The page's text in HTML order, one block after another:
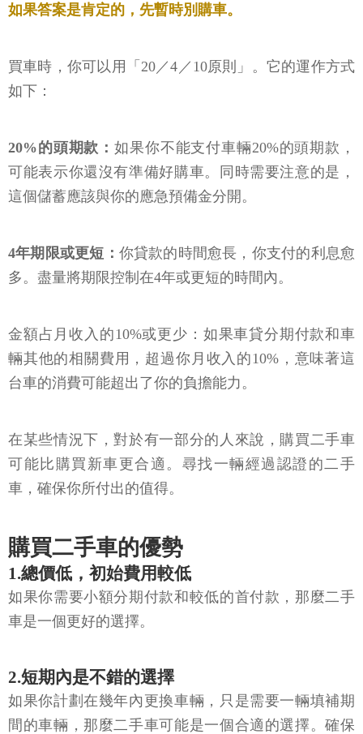
如果答案是肯定的，先暫時別購車。
買車時，你可以用「20／4／10原則」。它的運作方式
如下：
20%的頭期款：如果你不能支付車輛20%的頭期款，
可能表示你還沒有準備好購車。同時需要注意的是，
這個儲蓄應該與你的應急預備金分開。
4年期限或更短： 你貸款的時間愈長，你支付的利息愈
多。盡量將期限控制在4年或更短的時間內。
金額占月收入的10%或更少：如果車貸分期付款和車
輛其他的相關費用，超過你月收入的10%，意味著這
台車的消費可能超出了你的負擔能力。
在某些情況下，對於有一部分的人來說，購買二手車
可能比購買新車更合適。尋找一輛經過認證的二手
車，確保你所付出的值得。
購買二手車的優勢
1.總價低，初始費用較低
如果你需要小額分期付款和較低的首付款，那麼二手
車是一個更好的選擇。
2.短期內是不錯的選擇
如果你計劃在幾年內更換車輛，只是需要一輛填補期
間的車輛，那麼二手車可能是一個合適的選擇。確保